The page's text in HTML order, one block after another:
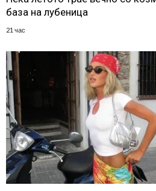
база на лубеница
21 час